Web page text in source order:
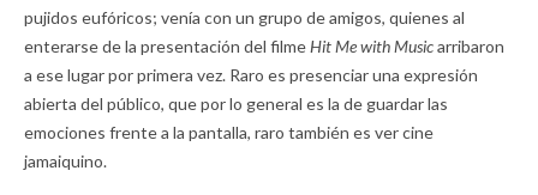
pujidos eufóricos; venía con un grupo de amigos, quienes al
enterarse de la presentación del filmeHit Me with Musicarribaron
a ese lugar por primera vez. Raro es presenciar una expresión
abierta del público, que por lo general es la de guardar las
emociones frente a la pantalla, raro también es ver cine
jamaiquino.